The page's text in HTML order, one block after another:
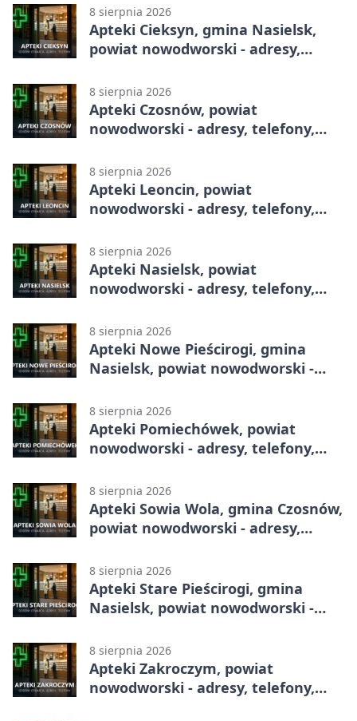
8 sierpnia 2026
Apteki Cieksyn, gmina Nasielsk,
powiat nowodworski - adresy,
8 sierpnia 2026
Apteki Czosnów, powiat
nowodworski - adresy, telefony,
8 sierpnia 2026
Apteki Leoncin, powiat
nowodworski - adresy, telefony,
8 sierpnia 2026
Apteki Nasielsk, powiat
nowodworski - adresy, telefony,
8 sierpnia 2026
Apteki Nowe Pieścirogi, gmina
Nasielsk, powiat nowodworski -
8 sierpnia 2026
Apteki Pomiechówek, powiat
nowodworski - adresy, telefony,
8 sierpnia 2026
Apteki Sowia Wola, gmina Czosnów,
powiat nowodworski - adresy,
8 sierpnia 2026
Apteki Stare Pieścirogi, gmina
Nasielsk, powiat nowodworski -
8 sierpnia 2026
Apteki Zakroczym, powiat
nowodworski - adresy, telefony,